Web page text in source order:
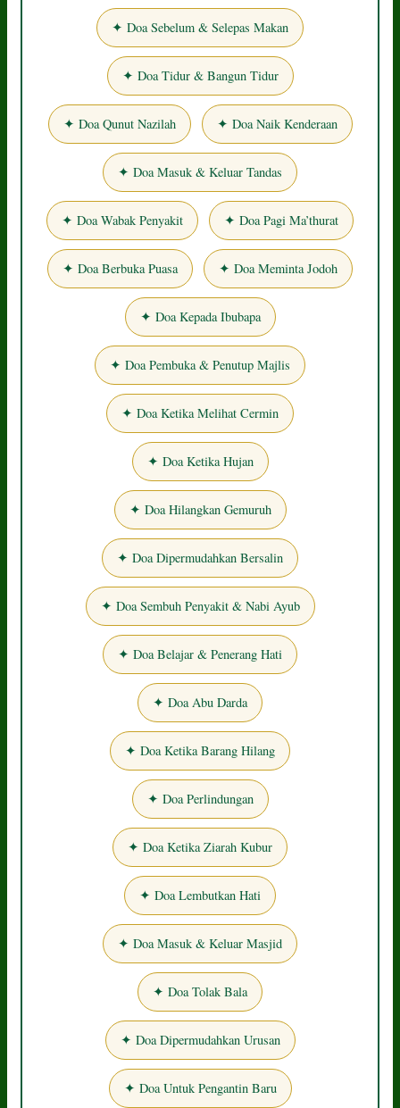
✦ Doa Sebelum & Selepas Makan
✦ Doa Tidur & Bangun Tidur
✦ Doa Qunut Nazilah ✦ Doa Naik Kenderaan
✦ Doa Masuk & Keluar Tandas
✦ Doa Wabak Penyakit ✦ Doa Pagi Ma’thurat
✦ Doa Berbuka Puasa ✦ Doa Meminta Jodoh
✦ Doa Kepada Ibubapa
✦ Doa Pembuka & Penutup Majlis
✦ Doa Ketika Melihat Cermin
✦ Doa Ketika Hujan
✦ Doa Hilangkan Gemuruh
✦ Doa Dipermudahkan Bersalin
✦ Doa Sembuh Penyakit & Nabi Ayub
✦ Doa Belajar & Penerang Hati
✦ Doa Abu Darda
✦ Doa Ketika Barang Hilang
✦ Doa Perlindungan
✦ Doa Ketika Ziarah Kubur
✦ Doa Lembutkan Hati
✦ Doa Masuk & Keluar Masjid
✦ Doa Tolak Bala
✦ Doa Dipermudahkan Urusan
✦ Doa Untuk Pengantin Baru